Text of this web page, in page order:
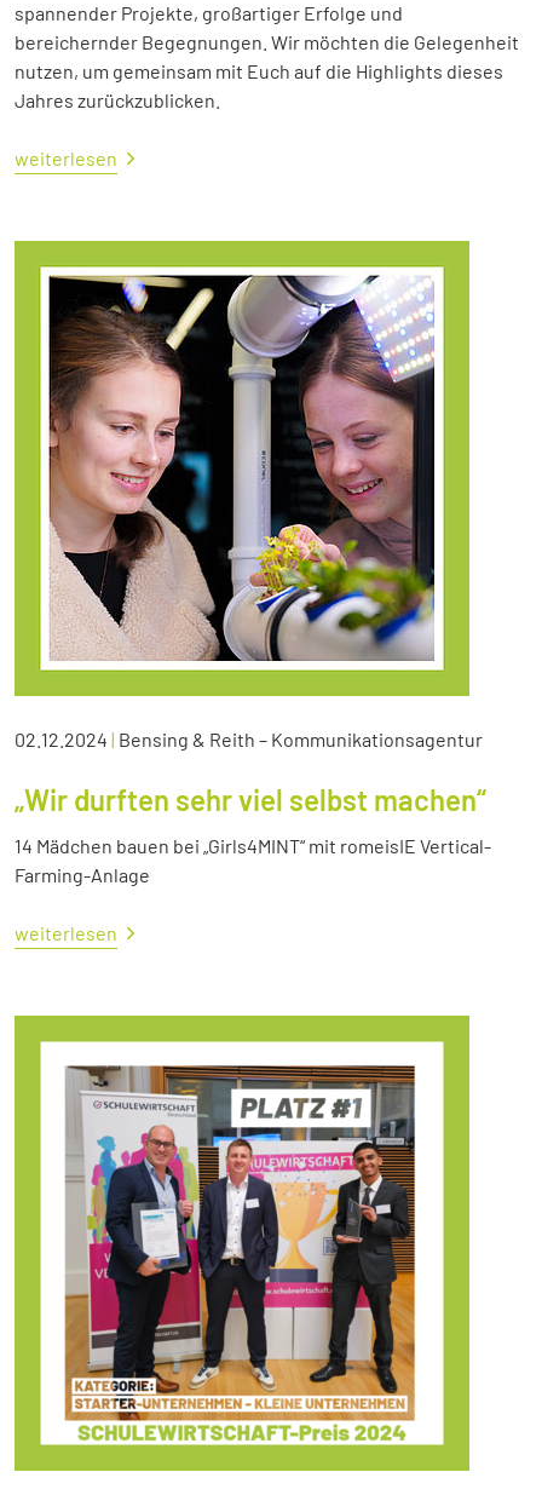
spannender Projekte, großartiger Erfolge und
bereichernder Begegnungen. Wir möchten die Gelegenheit
nutzen, um gemeinsam mit Euch auf die Highlights dieses
Jahres zurückzublicken.
weiterlesen
02.12.2024 | Bensing & Reith – Kommunikationsagentur
„Wir durften sehr viel selbst machen“
14 Mädchen bauen bei „Girls4MINT“ mit romeisIE Vertical-
Farming-Anlage
weiterlesen